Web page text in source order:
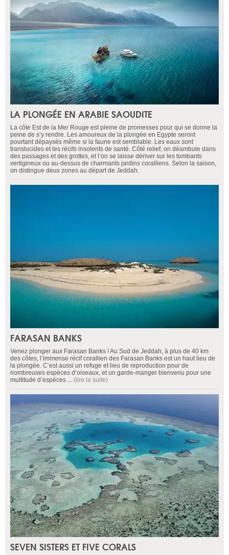
LA PLONGÉE EN ARABIE SAOUDITE
La côte Est de la Mer Rouge est pleine de promesses pour qui se donne la
peine de s’y rendre. Les amoureux de la plongée en Egypte seront
pourtant dépaysés même si la faune est semblable. Les eaux sont
translucides et les récifs insolents de santé. Côté relief, on déambule dans
des passages et des grottes, et l’on se laisse dériver sur les tombants
vertigineux ou au-dessus de charmants jardins coralliens. Selon la saison,
on distingue deux zones au départ de Jeddah.
FARASAN BANKS
Venez plonger aux Farasan Banks ! Au Sud de Jeddah, à plus de 40 km
des côtes, l’immense récif corallien des Farasan Banks est un haut lieu de
la plongée. C’est aussi un refuge et lieu de reproduction pour de
nombreuses espèces d’oiseaux, et un garde-manger bienvenu pour une
multitude d’espèces ... (lire la suite)
SEVEN SISTERS ET FIVE CORALS